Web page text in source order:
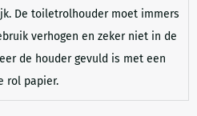
De toiletrolhouder moet immers
verhogen en zeker niet in de
de houder gevuld is met een
rol papier.